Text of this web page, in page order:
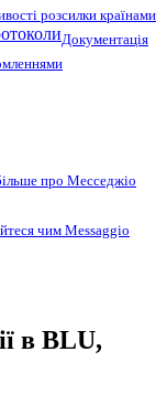
розсилки країнами
Документація
про Месседжіо
чим Messaggio
в BLU,